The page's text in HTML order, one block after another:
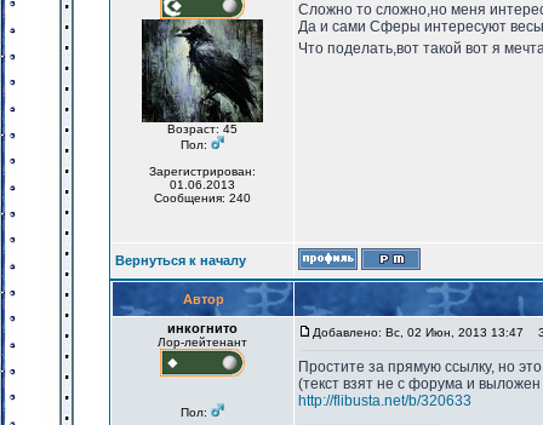
Возраст: 45
Пол:
Зарегистрирован:
01.06.2013
Сообщения: 240
Сложно то сложно,но меня
Да и сами Сферы интересуют
Что поделать,вот такой вот я
Вернуться к началу
Автор
инкогнито
Лор-лейтенант
Пол:
Добавлено: Вс, 02 Июн, 2013 13:47
Простите за прямую ссылку, но
(текст взят не с форума и
http://flibusta.net/b/320633